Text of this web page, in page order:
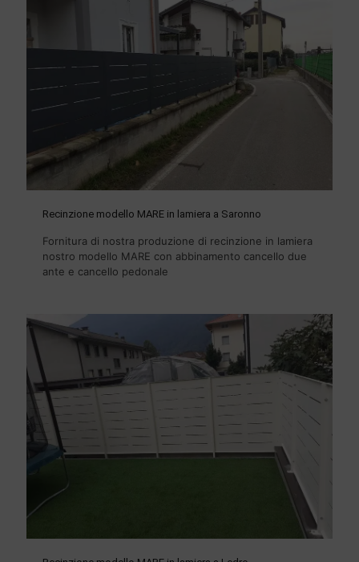
Recinzione modello MARE in lamiera a Saronno
Fornitura di nostra produzione di recinzione in lamiera
nostro modello MARE con abbinamento cancello due
ante e cancello pedonale